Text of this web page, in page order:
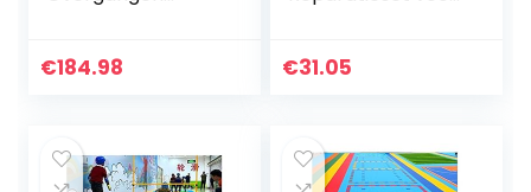
Tapijt/Tapijten
€184.98
met 11-delige
€31.05